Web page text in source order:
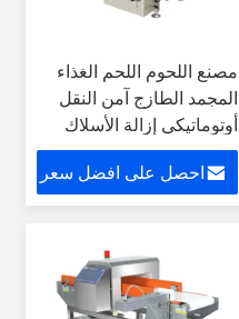
مصنع اللحوم اللحم الغذاء
المجمد الطازج آمن النقل
أوتوماتيكي إزالة الأسلاك
كاشف المعادن
احصل على افضل سعر